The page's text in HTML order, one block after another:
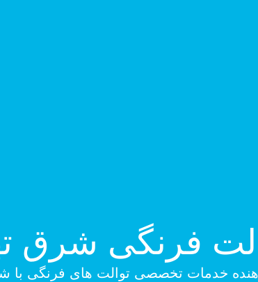
فرنگی شرق
خدمات تخصصی توالت های فرنگی با شماره